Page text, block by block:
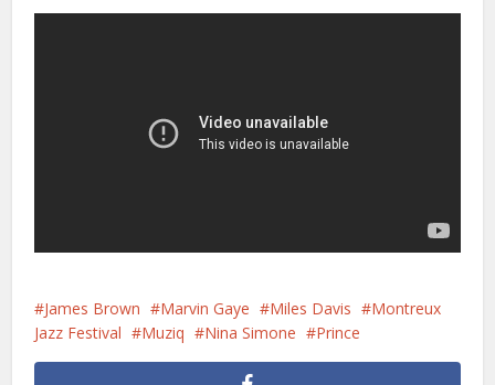
James Brown Marvin Gaye Miles Davis
Montreux
Jazz Festival
Muziq Nina Simone Prince